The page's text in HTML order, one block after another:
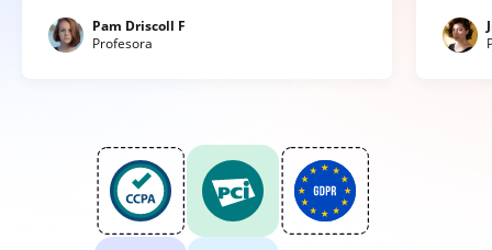
Pam Driscoll F
Profesora